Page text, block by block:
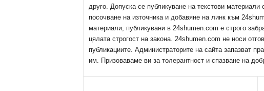
друго. Допуска се публикуване на текстови
посочване на източника и добавяне на линк към
материали, публикувани в 24shumen.com е строго
цялата строгост на закона. 24shumen.com не носи
публикациите. Администраторите на сайта запазват
им. Призоваваме ви за толерантност и спазване на